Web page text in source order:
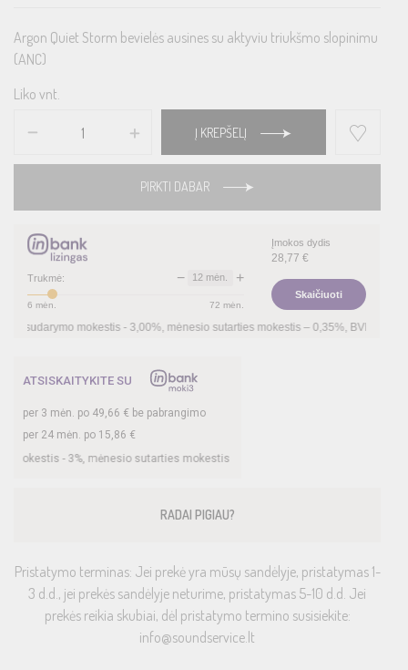
Argon Quiet Storm bevielės ausines su aktyviu triukšmo slopinimu
(ANC)
Liko vnt.
Į KREPŠELĮ
PIRKTI DABAR
Trukmė: − 12 mėn. +
6 mėn. 72 mėn.
Įmokos dydis
28,77 €
Skaičiuoti
-3,00%, mėnesio sutarties mokestis –0,35%, BVKKMN – 30,27%, bendra
ATSISKAITYKITE SU
per 3 mėn. po 49,66 € be pabrangimo
per 24 mėn. po 15,86 €
sutarties mokestis –0,35%, BVKKMN –
RADAI PIGIAU?
Pristatymo terminas: Jei prekė yra mūsų sandėlyje, pristatymas 1-
3 d.d., jei prekės sandėlyje neturime, pristatymas 5-10 d.d. Jei
prekės reikia skubiai, dėl pristatymo termino susisiekite:
info@soundservice.lt